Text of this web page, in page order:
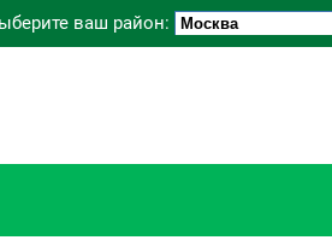
ваш район: